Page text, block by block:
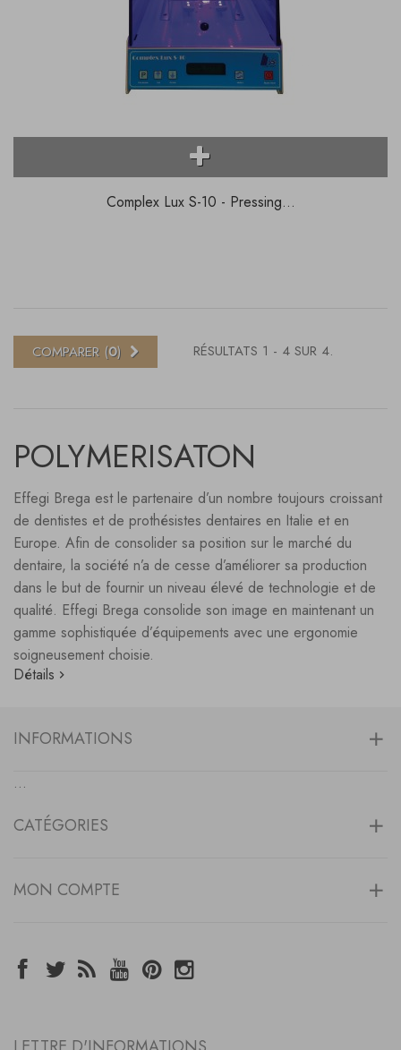
Complex Lux S-10 - Pressing...
COMPARER (0) RÉSULTATS 1 - 4 SUR 4.
POLYMERISATON
Effegi Brega est le partenaire d’un nombre toujours croissant
de dentistes et de prothésistes dentaires en Italie et en
Europe. Afin de consolider sa position sur le marché du
dentaire, la société n’a de cesse d’améliorer sa production
dans le but de fournir un niveau élevé de technologie et de
qualité. Effegi Brega consolide son image en maintenant un
gamme sophistiquée d’équipements avec une ergonomie
soigneusement choisie.
Détails
INFORMATIONS
...
CATÉGORIES
MON COMPTE